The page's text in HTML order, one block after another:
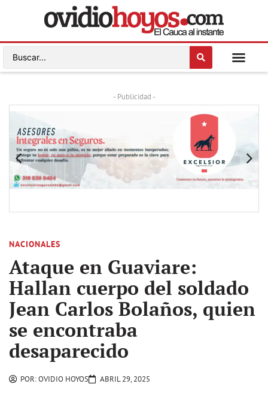
- Publicidad -
NACIONALES
Ataque en Guaviare:
Hallan cuerpo del soldado
Jean Carlos Bolaños, quien
se encontraba
desaparecido
POR:OVIDIO HOYOS ABRIL 29, 2025